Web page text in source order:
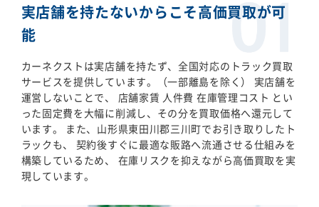
実店舗を持たないからこそ高価買取が可
能
カーネクストは実店舗を持たず、全国対応のトラック買取
サービスを提供しています。（一部離島を除く） 実店舗を
運営しないことで、 店舗家賃 人件費 在庫管理コスト とい
った固定費を大幅に削減し、その分を買取価格へ還元して
います。 また、山形県東田川郡三川町でお引き取りしたト
ラックも、 契約後すぐに最適な販路へ流通させる仕組みを
構築しているため、 在庫リスクを抑えながら高価買取を実
現しています。